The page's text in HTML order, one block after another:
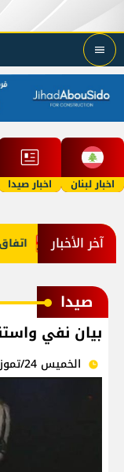
اخبار لبنان اخبار صيدا
آخر الأخبار اتفاق
صيدا
بيان نفي
الخميس 24/تموز/2025 - 06:50 م